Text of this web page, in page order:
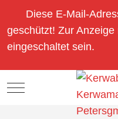
Diese E-Mail-
geschützt! Zur
eingeschaltet sein.
Mobile Menu Toggle